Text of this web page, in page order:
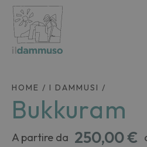
HOME / I DAMMUSI /
Bukkuram
A partire da 250,00 €